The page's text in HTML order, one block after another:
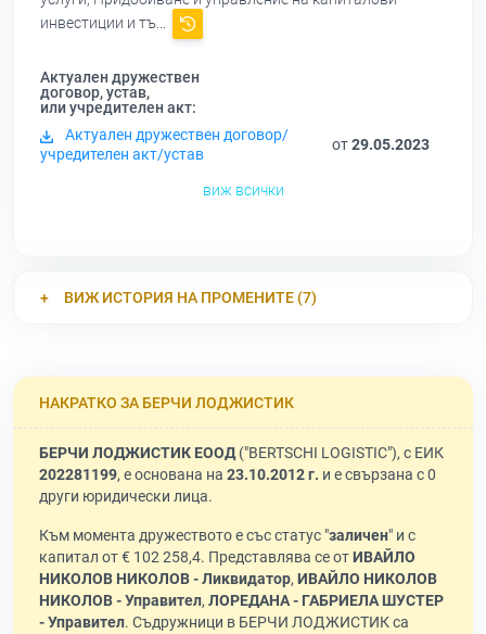
инвестиции и тъ...
Актуален дружествен
договор, устав,
или учредителен акт:
Актуален дружествен договор/
учредителен акт/устав
от29.05.2023
виж всички
ВИЖ ИСТОРИЯ НА ПРОМЕНИТЕ (7)
НАКРАТКО ЗА БЕРЧИ ЛОДЖИСТИК
БЕРЧИ ЛОДЖИСТИК ЕООД("BERTSCHI LOGISTIC"), с ЕИК
202281199, е основана на 23.10.2012 г. и е свързана с 0
други юридически лица.
Към момента дружеството е със статус "заличен" и с
капитал от € 102 258,4. Представлява се отИВАЙЛО
НИКОЛОВ НИКОЛОВ - Ликвидатор, ИВАЙЛО НИКОЛОВ
НИКОЛОВ - Управител, ЛОРЕДАНА - ГАБРИЕЛА ШУСТЕР
- Управител. Съдружници в БЕРЧИ ЛОДЖИСТИК са